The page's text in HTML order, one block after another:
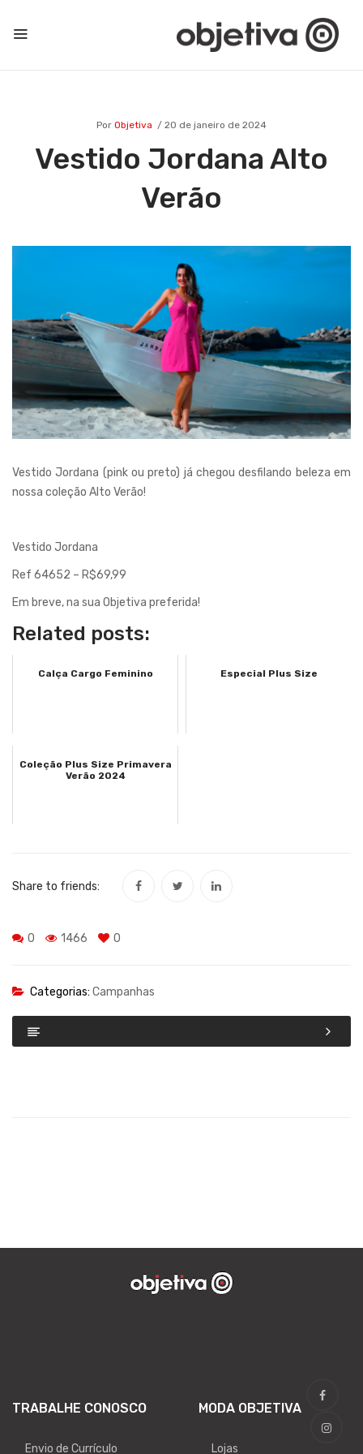
Por Objetiva 20 de janeiro de 2024
Vestido Jordana Alto
Verão
Vestido Jordana (pinkou preto) já chegoudesfilando beleza em
nossa coleção Alto Verão!
Vestido Jordana
Ref 64652 – R$69,99
Em breve, na sua Objetiva preferida!
Related posts:
Calça Cargo Feminino Especial Plus Size
Coleção Plus Size Primavera
Verão 2024
Share to friends:
0 1466 0
Categorias: Campanhas
TRABALHE CONOSCO
Envio de Currículo
MODA OBJETIVA
Lojas